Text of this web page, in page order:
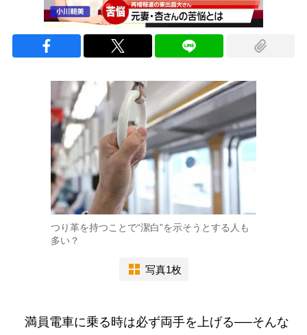
つり革を持つことで“潔白”を示そうとする人も
多い？
写真1枚
満員電車に乗る時は必ず両手を上げる──そんな